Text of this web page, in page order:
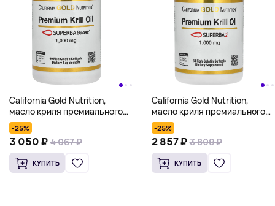
California Gold Nutrition,
масло криля премиального
качества с SUPERBABoost,
1000 мг, 60 капсул из
рыбьего желатина
-25%
3 050 ₽ 4 067 ₽
КУПИТЬ
California Gold Nutrition,
масло криля премиального
качества с Superba2™,
1000 мг, 60 капсул
-25%
2 857 ₽ 3 809 ₽
КУПИТЬ